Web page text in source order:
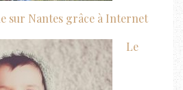
sur Nantes grâce à Internet
Le